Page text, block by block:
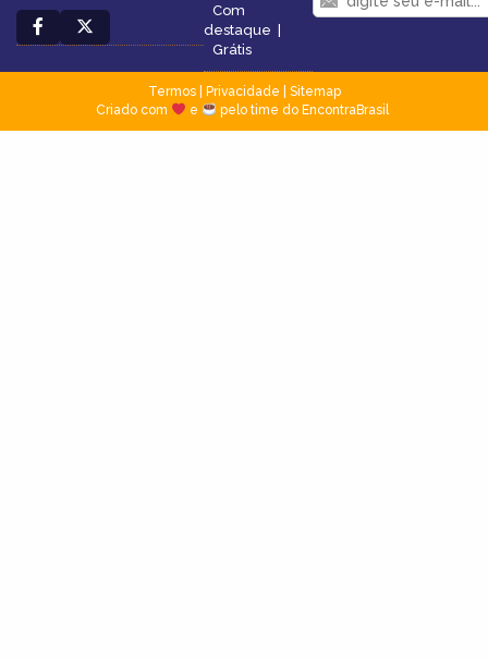
Com
destaque
Grátis
Termos| Privacidade
Sitemap
Criado com
e pelo time do EncontraBrasil